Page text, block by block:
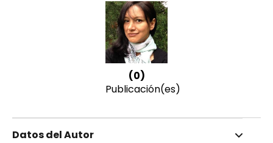
(0)
Publicación(es)
Datos del Autor